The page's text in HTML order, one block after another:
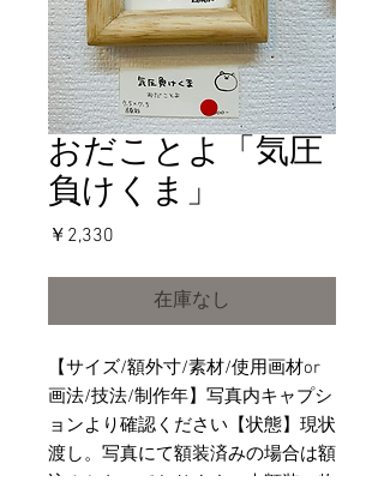
おだことよ「気圧
負けくま」
￥2,330
在庫なし
【サイズ/額外寸/素材/使用画材or
画法/技法/制作年】写真内キャプシ
ョンより確認ください【状態】現状
渡し。写真にて額装済みの場合は額
込みとなっております。未額装の物